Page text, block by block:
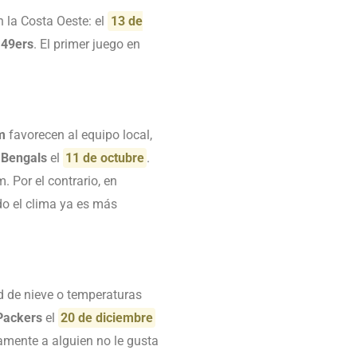
Costa Oeste: el
13 de
. El primer juego en
favorecen al equipo local,
el 11 de octubre .
Por el contrario, en
el clima ya es más
nieve o temperaturas
el 20 de diciembre
a alguien no le gusta